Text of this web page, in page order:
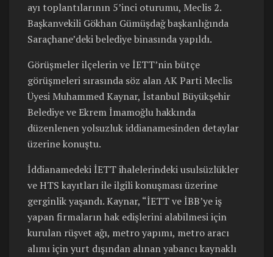
ayı toplantılarının 5’inci oturumu, Meclis 2.
Başkanvekili Gökhan Gümüşdağ başkanlığında
Saraçhane’deki belediye binasında yapıldı.
Görüşmeler ilçelerin ve İETT’nin bütçe
görüşmeleri sırasında söz alan AK Parti Meclis
Üyesi Muhammed Kaynar, İstanbul Büyükşehir
Belediye ve Ekrem İmamoğlu hakkında
düzenlenen yolsuzluk iddianamesinden detaylar
üzerine konuştu.
İddianamedeki İETT ihalelerindeki usulsüzlükler
ve HTS kayıtları ile ilgili konuşması üzerine
gerginlik yaşandı. Kaynar, “İETT ve İBB’ye iş
yapan firmaların hak edişlerini alabilmesi için
kurulan rüşvet ağı, metro yapımı, metro aracı
alımı için yurt dışından alınan yabancı kaynaklı